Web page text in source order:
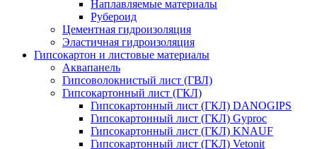
Наплавляемые материалы
Рубероид
Цементная гидроизоляция
Эластичная гидроизоляция
Гипсокартон и листовые материалы
Аквапанель
Гипсоволокнистый лист (ГВЛ)
Гипсокартонный лист (ГКЛ)
Гипсокартонный лист (ГКЛ) DANOGIPS
Гипсокартонный лист (ГКЛ) Gyproc
Гипсокартонный лист (ГКЛ) KNAUF
Гипсокартонный лист (ГКЛ) Vetonit